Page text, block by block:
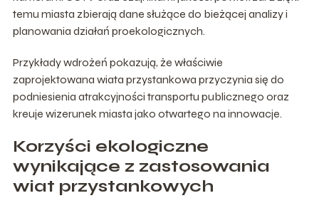
temu miasta zbierają dane służące do bieżącej analizy i
planowania działań proekologicznych.
Przykłady wdrożeń pokazują, że właściwie
zaprojektowana wiata przystankowa przyczynia się do
podniesienia atrakcyjności transportu publicznego oraz
kreuje wizerunek miasta jako otwartego na innowacje.
Korzyści ekologiczne
wynikające z zastosowania
wiat przystankowych